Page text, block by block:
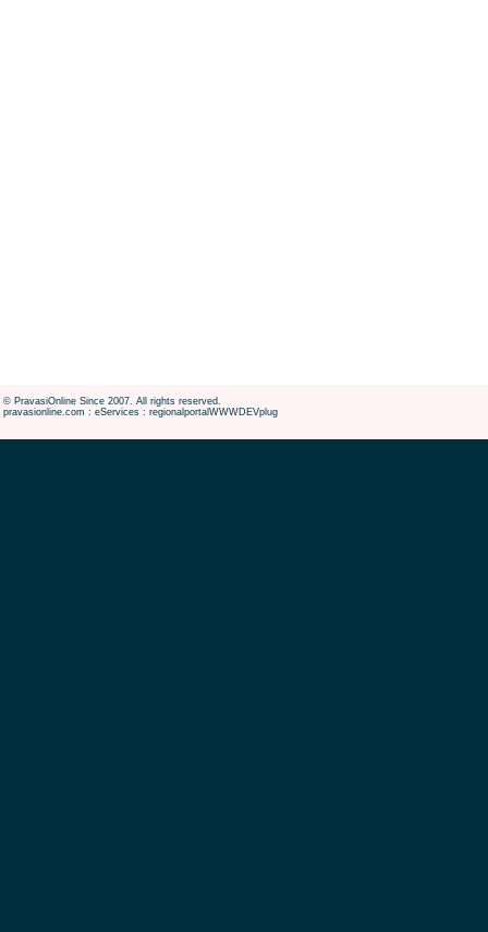
© PravasiOnline Since 2007. All rights reserved.
pravasionline.com : eServices : regionalportalWWWDEVplug